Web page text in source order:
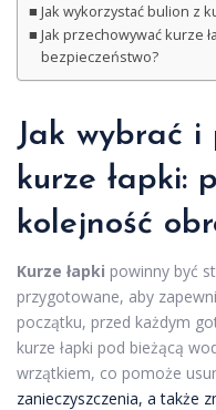
Jak wykorzystać bulion z
Jak przechowywać kurze
bezpieczeństwo?
Jak wybrać i
kurze łapki:
kolejność
Kurze łapki powinny być
przygotowane, aby
początku, przed każdym
kurze łapki pod bieżącą
wrzątkiem, co pomoże
zanieczyszczenia, a także